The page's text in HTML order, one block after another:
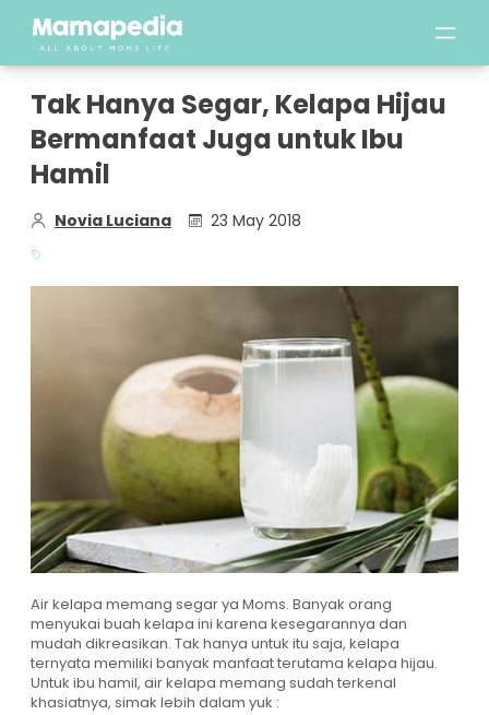
Tak Hanya Segar, Kelapa Hijau
Bermanfaat Juga untuk Ibu
Hamil
Novia Luciana 23 May 2018
Air kelapa memang segar ya Moms. Banyak orang
menyukai buah kelapa ini karena kesegarannya dan
mudah dikreasikan. Tak hanya untuk itu saja, kelapa
ternyata memiliki banyak manfaat terutama kelapa hijau.
Untuk ibu hamil, air kelapa memang sudah terkenal
khasiatnya, simak lebih dalam yuk :